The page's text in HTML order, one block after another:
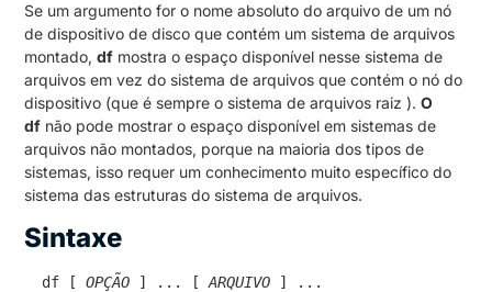
Se um argumento for o nome absoluto do arquivo de um nó
de dispositivo de disco que contém um sistema de arquivos
montado,df mostra o espaço disponível nesse sistema de
arquivos em vez do sistema de arquivos que contém o nó do
dispositivo (que é sempre o sistema de arquivos raiz ). O
df não pode mostrar o espaço disponível em sistemas de
arquivos não montados, porque na maioria dos tipos de
sistemas, isso requer um conhecimento muito específico do
sistema das estruturas do sistema de arquivos.
Sintaxe
df [ OPÇÃO ] ... [ ARQUIVO ] ...